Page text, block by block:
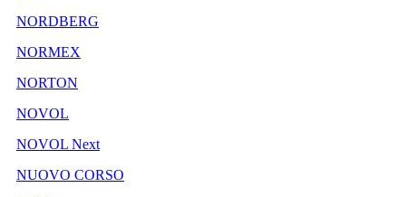
NORDBERG
NORMEX
NORTON
NOVOL
NOVOL Next
NUOVO CORSO